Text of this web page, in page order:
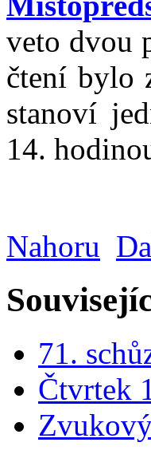
veto dvou
čtení bylo
stanoví
14.
Nahoru
71.
Čtvrtek